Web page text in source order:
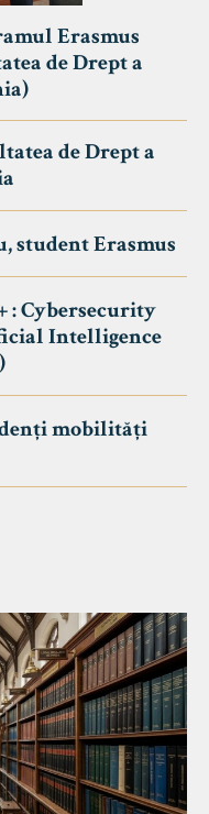
Erasmus
de Drept a
de Drept a
student Erasmus
: Cybersecurity
Intelligence
mobilități